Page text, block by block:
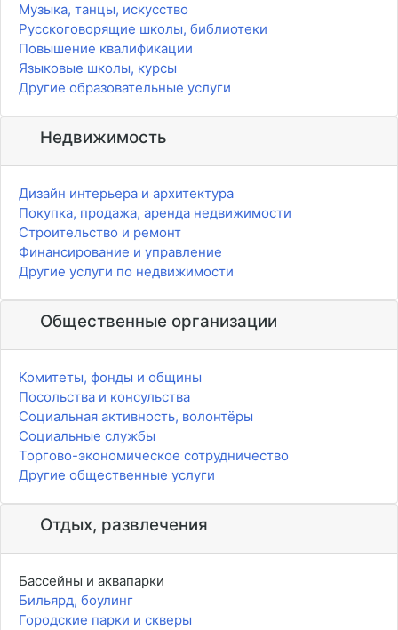
Музыка, танцы, искусство
Русскоговорящие школы, библиотеки
Повышение квалификации
Языковые школы, курсы
Другие образовательные услуги
Недвижимость
Дизайн интерьера и архитектура
Покупка, продажа, аренда недвижимости
Строительство и ремонт
Финансирование и управление
Другие услуги по недвижимости
Общественные организации
Комитеты, фонды и общины
Посольства и консульства
Социальная активность, волонтёры
Социальные службы
Торгово-экономическое сотрудничество
Другие общественные услуги
Отдых, развлечения
Бассейны и аквапарки
Бильярд, боулинг
Городские парки и скверы